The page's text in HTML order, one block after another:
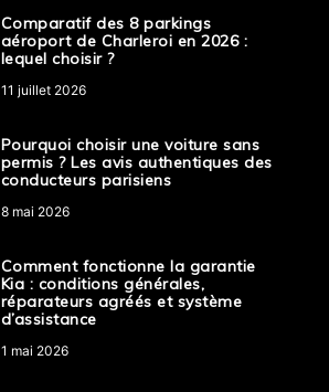
Comparatif des 8 parkings
aéroport de Charleroi en 2026 :
lequel choisir ?
11 juillet 2026
Pourquoi choisir une voiture sans
permis ? Les avis authentiques des
conducteurs parisiens
8 mai 2026
Comment fonctionne la garantie
Kia : conditions générales,
réparateurs agréés et système
d’assistance
1 mai 2026